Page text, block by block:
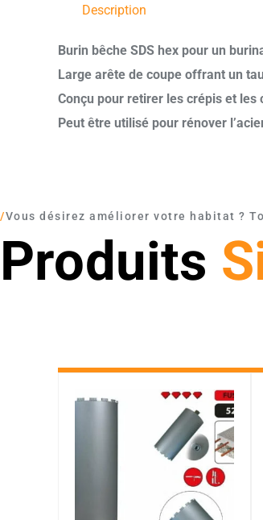
Description
Burin bêche SDS hex pour un
Large arête de coupe offrant un
Conçu pour retirer les crépis et
Peut être utilisé pour rénover
/Vous désirez améliorer votre habitat ?
Produits